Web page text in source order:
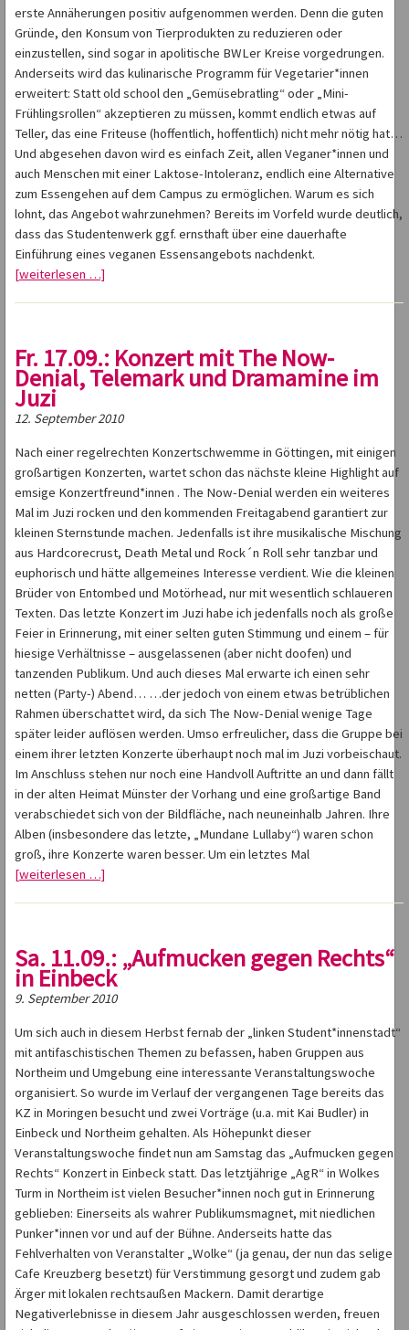
erste Annäherungen positiv aufgenommen werden. Denn die guten
Gründe, den Konsum von Tierprodukten zu reduzieren oder
einzustellen, sind sogar in apolitische BWLer Kreise vorgedrungen.
Anderseits wird das kulinarische Programm für Vegetarier*innen
erweitert: Statt old school den „Gemüsebratling“ oder „Mini-
Frühlingsrollen“ akzeptieren zu müssen, kommt endlich etwas auf
Teller, das eine Friteuse (hoffentlich, hoffentlich) nicht mehr nötig hat…
Und abgesehen davon wird es einfach Zeit, allen Veganer*innen und
auch Menschen mit einer Laktose-Intoleranz, endlich eine Alternative
zum Essengehen auf dem Campus zu ermöglichen. Warum es sich
lohnt, das Angebot wahrzunehmen? Bereits im Vorfeld wurde deutlich,
dass das Studentenwerk ggf. ernsthaft über eine dauerhafte
Einführung eines veganen Essensangebots nachdenkt.
[weiterlesen …]
Fr. 17.09.: Konzert mit The Now-
Denial, Telemark und Dramamine im
Juzi
12. September 2010
Nach einer regelrechten Konzertschwemme in Göttingen, mit einigen
großartigen Konzerten, wartet schon das nächste kleine Highlight auf
emsige Konzertfreund*innen . The Now-Denial werden ein weiteres
Mal im Juzi rocken und den kommenden Freitagabend garantiert zur
kleinen Sternstunde machen. Jedenfalls ist ihre musikalische Mischung
aus Hardcorecrust, Death Metal und Rock´n Roll sehr tanzbar und
euphorisch und hätte allgemeines Interesse verdient. Wie die kleinen
Brüder von Entombed und Motörhead, nur mit wesentlich schlaueren
Texten. Das letzte Konzert im Juzi habe ich jedenfalls noch als große
Feier in Erinnerung, mit einer selten guten Stimmung und einem – für
hiesige Verhältnisse – ausgelassenen (aber nicht doofen) und
tanzenden Publikum. Und auch dieses Mal erwarte ich einen sehr
netten (Party-) Abend… …der jedoch von einem etwas betrüblichen
Rahmen überschattet wird, da sich The Now-Denial wenige Tage
später leider auflösen werden. Umso erfreulicher, dass die Gruppe bei
einem ihrer letzten Konzerte überhaupt noch mal im Juzi vorbeischaut.
Im Anschluss stehen nur noch eine Handvoll Auftritte an und dann fällt
in der alten Heimat Münster der Vorhang und eine großartige Band
verabschiedet sich von der Bildfläche, nach neuneinhalb Jahren. Ihre
Alben (insbesondere das letzte, „Mundane Lullaby“) waren schon
groß, ihre Konzerte waren besser. Um ein letztes Mal
[weiterlesen …]
Sa. 11.09.: „Aufmucken gegen Rechts“
in Einbeck
9. September 2010
Um sich auch in diesem Herbst fernab der „linken Student*innenstadt“
mit antifaschistischen Themen zu befassen, haben Gruppen aus
Northeim und Umgebung eine interessante Veranstaltungswoche
organisiert. So wurde im Verlauf der vergangenen Tage bereits das
KZ in Moringen besucht und zwei Vorträge (u.a. mit Kai Budler) in
Einbeck und Northeim gehalten. Als Höhepunkt dieser
Veranstaltungswoche findet nun am Samstag das „Aufmucken gegen
Rechts“ Konzert in Einbeck statt. Das letztjährige „AgR“ in Wolkes
Turm in Northeim ist vielen Besucher*innen noch gut in Erinnerung
geblieben: Einerseits als wahrer Publikumsmagnet, mit niedlichen
Punker*innen vor und auf der Bühne. Anderseits hatte das
Fehlverhalten von Veranstalter „Wolke“ (ja genau, der nun das selige
Cafe Kreuzberg besetzt) für Verstimmung gesorgt und zudem gab
Ärger mit lokalen rechtsaußen Mackern. Damit derartige
Negativerlebnisse in diesem Jahr ausgeschlossen werden, freuen